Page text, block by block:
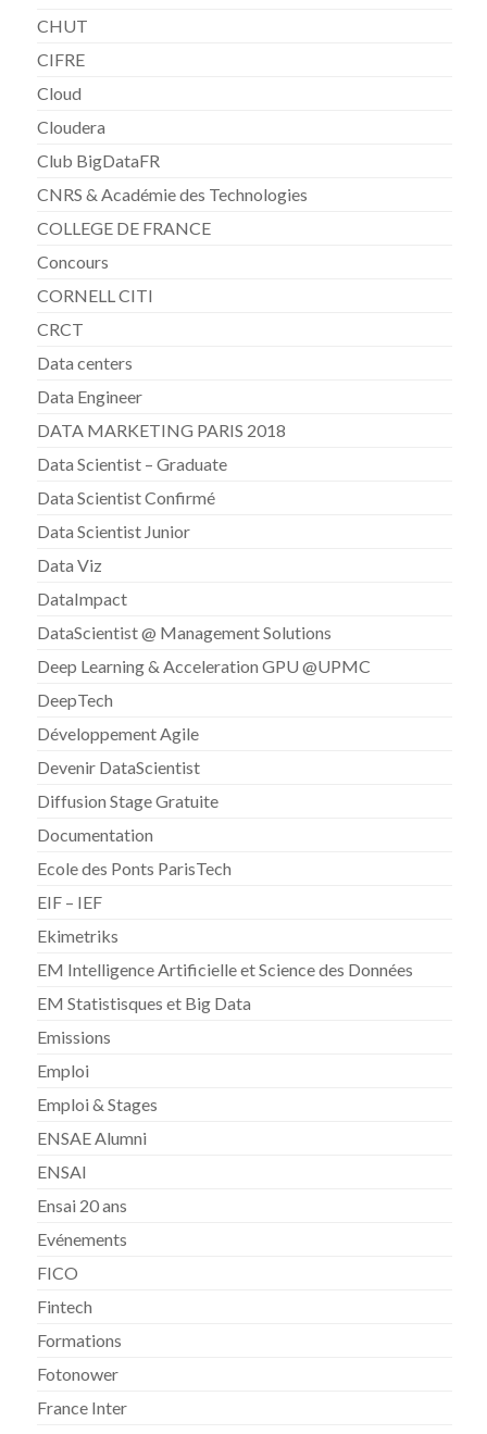
CHUT
CIFRE
Cloud
Cloudera
Club BigDataFR
CNRS & Académie des Technologies
COLLEGE DE FRANCE
Concours
CORNELL CITI
CRCT
Data centers
Data Engineer
DATA MARKETING PARIS 2018
Data Scientist – Graduate
Data Scientist Confirmé
Data Scientist Junior
Data Viz
DataImpact
DataScientist @ Management Solutions
Deep Learning & Acceleration GPU @UPMC
DeepTech
Développement Agile
Devenir DataScientist
Diffusion Stage Gratuite
Documentation
Ecole des Ponts ParisTech
EIF – IEF
Ekimetriks
EM Intelligence Artificielle et Science des Données
EM Statistisques et Big Data
Emissions
Emploi
Emploi & Stages
ENSAE Alumni
ENSAI
Ensai 20 ans
Evénements
FICO
Fintech
Formations
Fotonower
France Inter